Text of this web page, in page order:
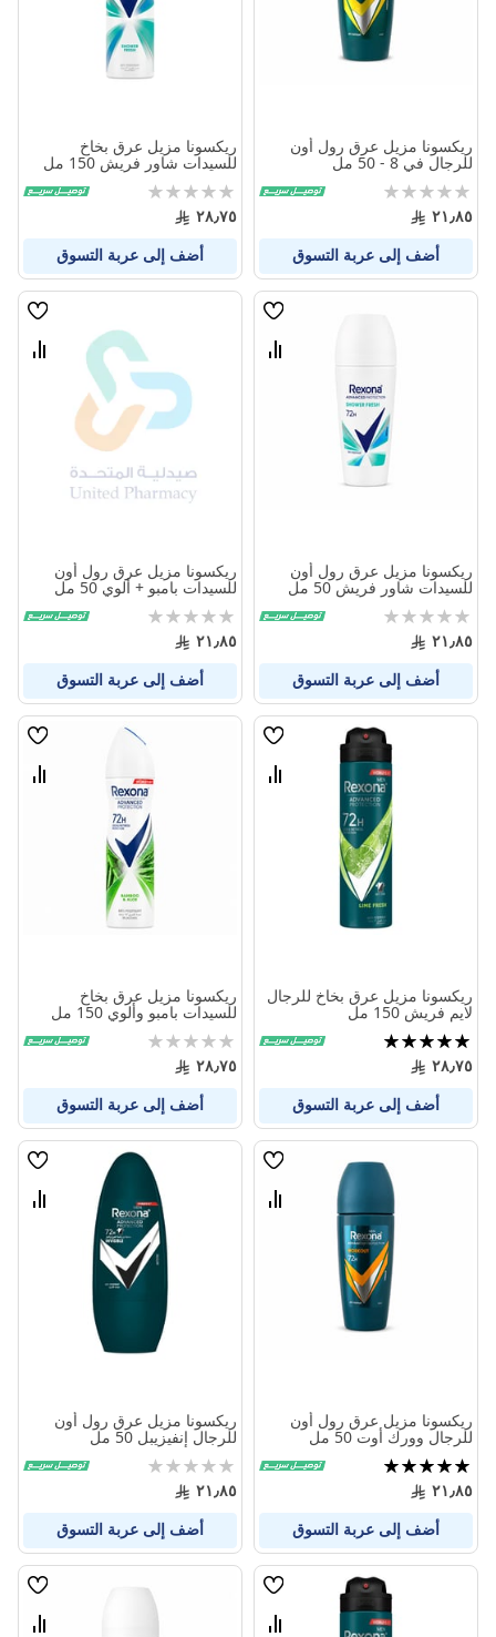
ريكسونا مزيل عرق رول أون
للرجال في 8 - 50 مل
Rating:
0%
٢١٫٨٥
أضف إلى عربة التسوق
ريكسونا مزيل عرق بخاخ
للسيدات شاور فريش 150 مل
Rating:
0%
٢٨٫٧٥
أضف إلى عربة التسوق
قائمة
قارن
ريكسونا مزيل عرق رول أون
للسيدات شاور فريش 50 مل
Rating:
0%
٢١٫٨٥
أضف إلى عربة التسوق
قائمة
قارن
ريكسونا مزيل عرق رول أون
للسيدات بامبو + ألوي 50 مل
Rating:
0%
٢١٫٨٥
أضف إلى عربة التسوق
قائمة
قارن
ريكسونا مزيل عرق بخاخ للرجال
لايم فريش 150 مل
تقييم:
100%
٢٨٫٧٥
أضف إلى عربة التسوق
قائمة
قارن
ريكسونا مزيل عرق بخاخ
للسيدات بامبو وألوي 150 مل
Rating:
0%
٢٨٫٧٥
أضف إلى عربة التسوق
قائمة
قارن
ريكسونا مزيل عرق رول أون
للرجال وورك أوت 50 مل
تقييم:
100%
٢١٫٨٥
أضف إلى عربة التسوق
قائمة
قارن
ريكسونا مزيل عرق رول أون
للرجال إنفيزيبل 50 مل
Rating:
0%
٢١٫٨٥
أضف إلى عربة التسوق
قائمة
قارن
قائمة
قارن